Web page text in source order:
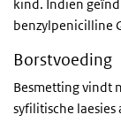
kind. Indien
benzylpenicilline
Borstvoeding
Besmetting vindt
syfilitische laesies